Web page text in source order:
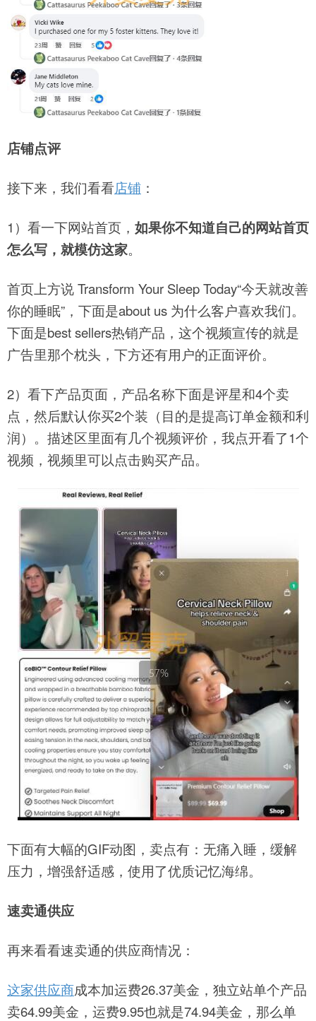
店铺点评
接下来，我们看看店铺 ：
1）看一下网站首页， 如果你不知道自己的网站首页
怎么写，就模仿这家。
首页上方说 Transform Your Sleep Today“今天就改善
你的睡眠”，下面是about us 为什么客户喜欢我们。
下面是best sellers热销产品，这个视频宣传的就是
广告里那个枕头，下方还有用户的正面评价。
2）看下产品页面，产品名称下面是评星和4个卖
点，然后默认你买2个装（目的是提高订单金额和利
润）。描述区里面有几个视频评价，我点开看了1个
视频，视频里可以点击购买产品。
下面有大幅的GIF动图，卖点有：无痛入睡，缓解
压力，增强舒适感，使用了优质记忆海绵。
速卖通供应
再来看看速卖通的供应商情况：
这家供应商成本加运费26.37美金，独立站单个产品
卖64.99美金，运费9.95也就是74.94美金，那么单